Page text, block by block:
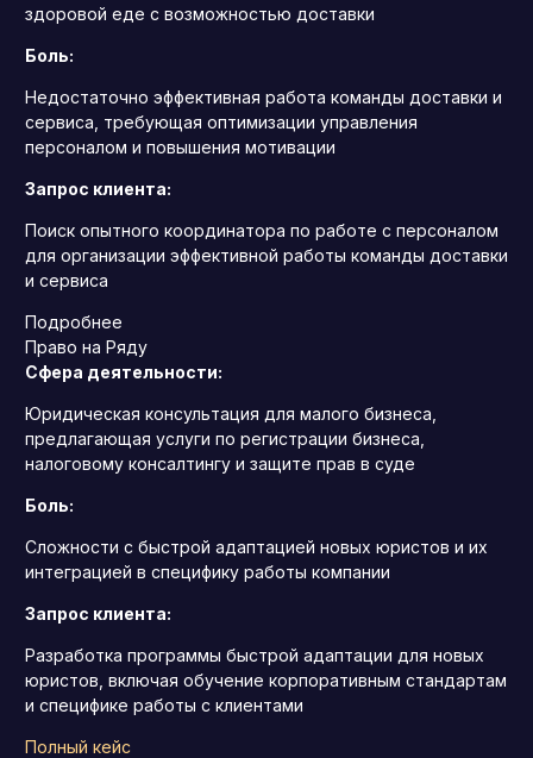
здоровой еде с возможностью доставки
Боль:
Недостаточно эффективная работа команды доставки и
сервиса, требующая оптимизации управления
персоналом и повышения мотивации
Запрос клиента:
Поиск опытного координатора по работе с персоналом
для организации эффективной работы команды доставки
и сервиса
Подробнее
Право на Ряду
Сфера деятельности:
Юридическая консультация для малого бизнеса,
предлагающая услуги по регистрации бизнеса,
налоговому консалтингу и защите прав в суде
Боль:
Сложности с быстрой адаптацией новых юристов и их
интеграцией в специфику работы компании
Запрос клиента:
Разработка программы быстрой адаптации для новых
юристов, включая обучение корпоративным стандартам
и специфике работы с клиентами
Полный кейс